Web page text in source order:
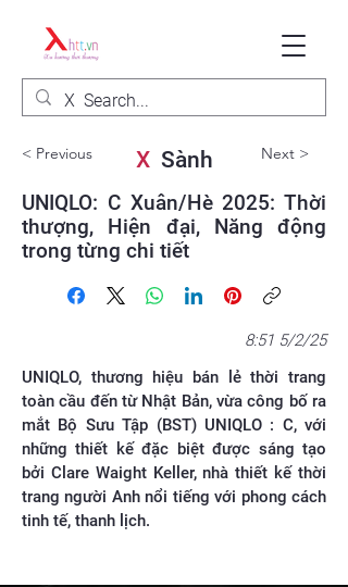
< Previous XSành Next >
UNIQLO: C Xuân/Hè 2025: Thời
thượng, Hiện đại, Năng động
trong từng chi tiết
8:51 5/2/25
UNIQLO, thương hiệu bán lẻ thời trang
toàn cầu đến từ Nhật Bản, vừa công bố ra
mắt Bộ Sưu Tập (BST) UNIQLO : C, với
những thiết kế đặc biệt được sáng tạo
bởi Clare Waight Keller, nhà thiết kế thời
trang người Anh nổi tiếng với phong cách
tinh tế, thanh lịch.